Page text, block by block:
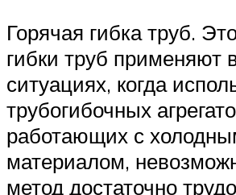
Горячая гибка труб.
гибки труб применяют
ситуациях, когда
трубогибочных
работающих с
материалом,
метод достаточно